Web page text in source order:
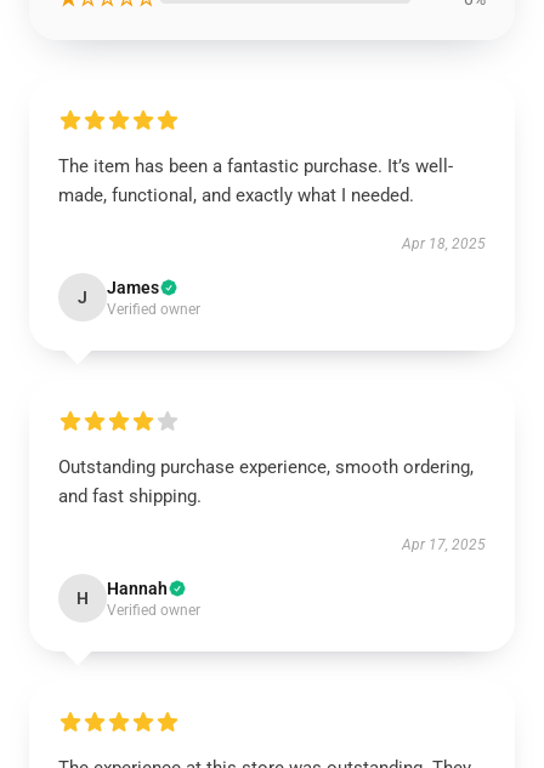
The item has been a fantastic purchase. It’s well-
made, functional, and exactly what I needed.
Apr 18, 2025
J James
Verified owner
Outstanding purchase experience, smooth ordering,
and fast shipping.
Apr 17, 2025
H Hannah
Verified owner